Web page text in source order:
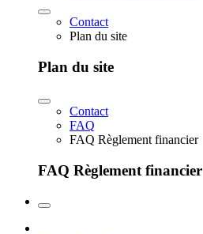
Contact
Plan du site
Plan du site
Contact
FAQ
FAQ Règlement financier
FAQ Règlement financier